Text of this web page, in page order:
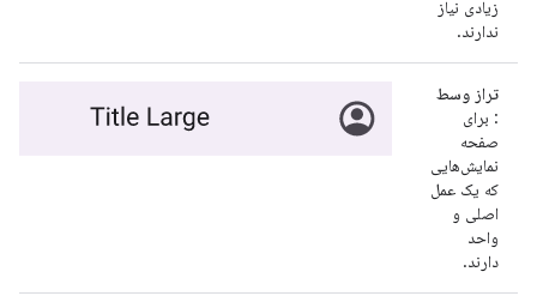
زیادی نیاز
ندارند.
تراز وسط
: برای
صفحه
نمایش‌هایی
که یک عمل
اصلی و
واحد
دارند.